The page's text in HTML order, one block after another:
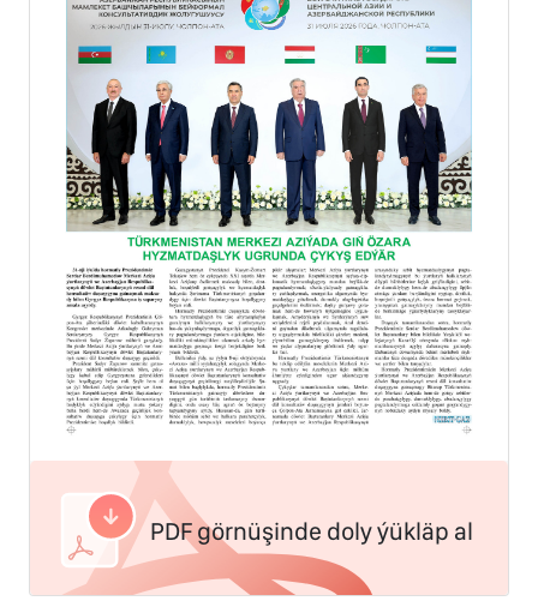
PDF görnüşinde doly ýükläp al